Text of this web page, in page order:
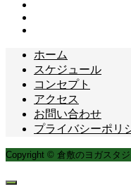
ホーム
スケジュール
コンセプト
アクセス
お問い合わせ
プライバシーポリ
Copyright © 倉敷のヨガスタ